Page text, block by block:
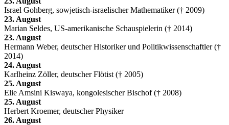
Israel Gohberg, sowjetisch-israelischer Mathematiker († 2009)
23. August
Marian Seldes, US-amerikanische Schauspielerin († 2014)
23. August
Hermann Weber, deutscher Historiker und Politikwissenschaftler (†
2014)
24. August
Karlheinz Zöller, deutscher Flötist († 2005)
25. August
Elie Amsini Kiswaya, kongolesischer Bischof († 2008)
25. August
Herbert Kroemer, deutscher Physiker
26. August